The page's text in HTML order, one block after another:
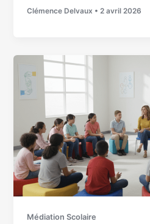
Clémence Delvaux •2 avril 2026
Médiation Scolaire